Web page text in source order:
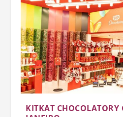
KITKAT CHOCOLATORY